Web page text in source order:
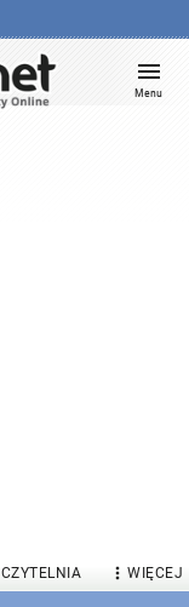
Menu
CZYTELNIA  WIĘCEJ